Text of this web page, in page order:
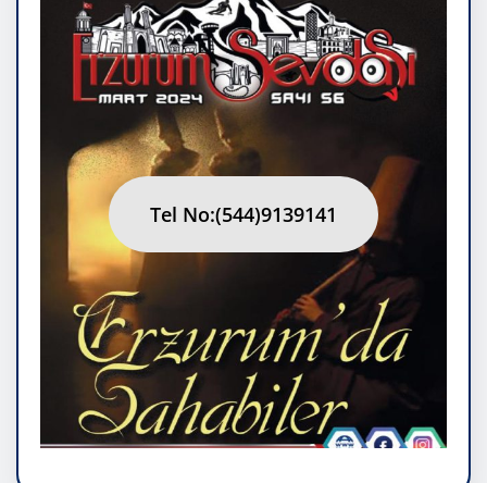
Tel No:(544)9139141